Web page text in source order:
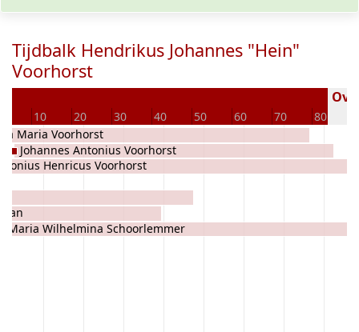
Tijdbalk Hendrikus Johannes "Hein"
Voorhorst
10 20 30 40 50 60 70 80
Maria Voorhorst
Henricus Voorhorst
Maria Wilhelmina Schoorlemmer
Johannes Antonius Voorhorst